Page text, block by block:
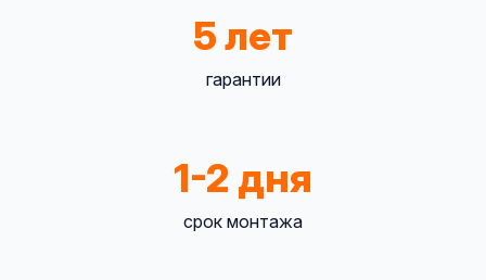
5 лет
гарантии
1-2 дня
срок монтажа